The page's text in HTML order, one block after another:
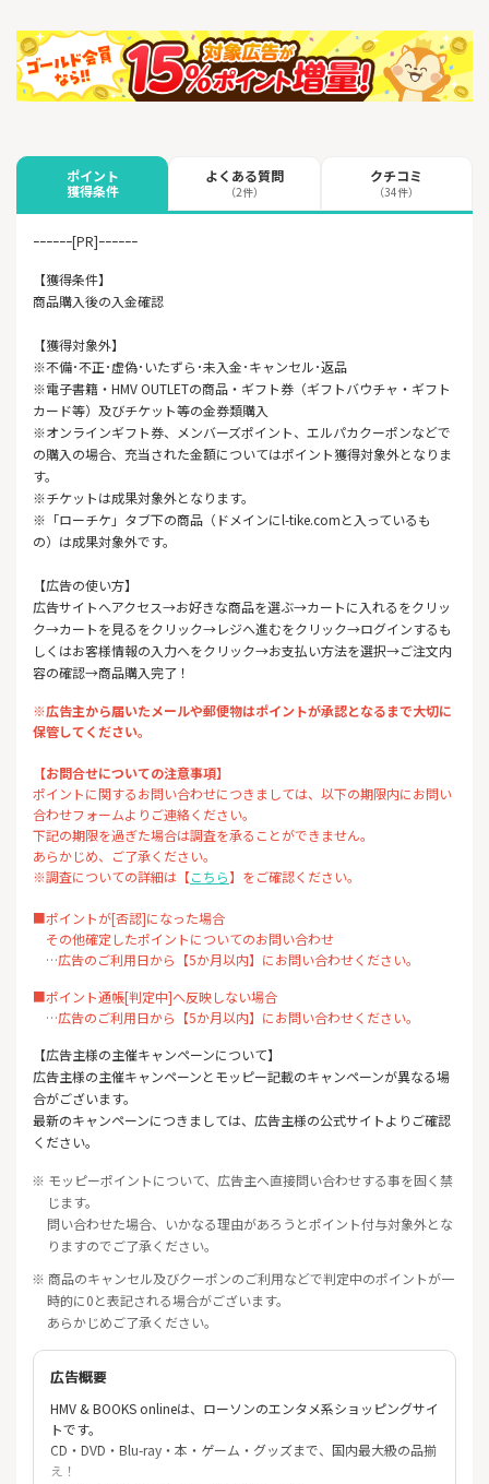
ポイント
獲得条件
よくある質問
（2件）
クチコミ
（34件）
ｰｰｰｰｰｰ[PR]ｰｰｰｰｰｰ
【獲得条件】
商品購入後の入金確認
【獲得対象外】
※不備･不正･虚偽･いたずら･未入金･キャンセル･返品
※電子書籍・HMV OUTLETの商品・ギフト券（ギフトバウチャ・ギフト
カード等）及びチケット等の金券類購入
※オンラインギフト券、メンバーズポイント、エルパカクーポンなどで
の購入の場合、充当された金額についてはポイント獲得対象外となりま
す。
※チケットは成果対象外となります。
※「ローチケ」タブ下の商品（ドメインにl-tike.comと入っているも
の）は成果対象外です。
【広告の使い方】
広告サイトへアクセス→お好きな商品を選ぶ→カートに入れるをクリッ
ク→カートを見るをクリック→レジへ進むをクリック→ログインするも
しくはお客様情報の入力へをクリック→お支払い方法を選択→ご注文内
容の確認→商品購入完了！
※広告主から届いたメールや郵便物はポイントが承認となるまで大切に
保管してください。
【お問合せについての注意事項】
ポイントに関するお問い合わせにつきましては、以下の期限内にお問い
合わせフォームよりご連絡ください。
下記の期限を過ぎた場合は調査を承ることができません。
あらかじめ、ご了承ください。
※調査についての詳細は【こちら】をご確認ください。
■ポイントが[否認]になった場合
その他確定したポイントについてのお問い合わせ
…広告のご利用日から【5か月以内】にお問い合わせください。
■ポイント通帳[判定中]へ反映しない場合
…広告のご利用日から【5か月以内】にお問い合わせください。
【広告主様の主催キャンペーンについて】
広告主様の主催キャンペーンとモッピー記載のキャンペーンが異なる場
合がございます。
最新のキャンペーンにつきましては、広告主様の公式サイトよりご確認
ください。
※ モッピーポイントについて、広告主へ直接問い合わせする事を固く禁
じます。
問い合わせた場合、いかなる理由があろうとポイント付与対象外とな
りますのでご了承ください。
※ 商品のキャンセル及びクーポンのご利用などで判定中のポイントが一
時的に0と表記される場合がございます。
あらかじめご了承ください。
広告概要
HMV & BOOKS onlineは、ローソンのエンタメ系ショッピングサイ
トです。
CD・DVD・Blu-ray・本・ゲーム・グッズまで、国内最大級の品揃
え！